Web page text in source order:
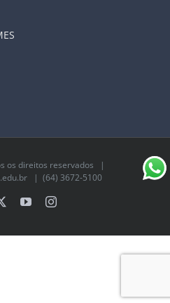
os direitos reservados |
| (64) 3672-5100
YouTubeInstagram